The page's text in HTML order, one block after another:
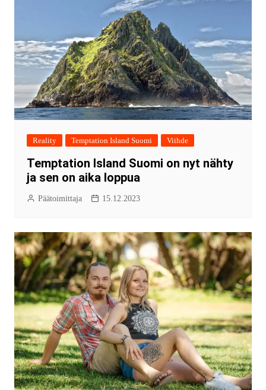
Reality Temptation Island Suomi Viihde
Temptation Island Suomi on nyt nähty
ja sen on aika loppua
Päätoimittaja 15.12.2023